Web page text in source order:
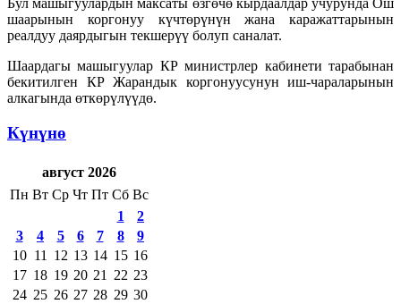
шаарынын коргонуу күчтөрүнүн жана каражаттарынын
реалдуу даярдыгын текшерүү болуп саналат.
Шаардагы машыгуулар КР министрлер кабинети тарабынан
бекитилген КР Жарандык коргонуусунун иш-чараларынын
алкагында өткөрүлүүдө.
Күнүнө
август 2026
Пн Вт Ср Чт Пт Сб Вс
1
2
3
4 5 6 7 8
9
10 11 12 13 14 15 16
17 18 19 20 21 22 23
24 25 26 27 28 29 30